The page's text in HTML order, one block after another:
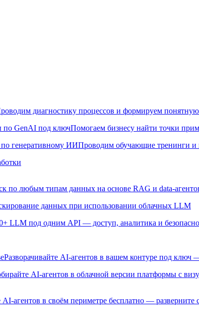
диагностику процессов и формируем
по GenAI под ключПомогаем бизнесу найти точки
генеративному ИИПроводим обучающие тренинги и
по любым типам данных на основе RAG и data-
данных при использовании облачных LLM
LLM под одним API — доступ, аналитика и
Разворачивайте AI-агентов в вашем контуре под
AI-агентов в облачной версии платформы с
агентов в своём периметре бесплатно — разверните